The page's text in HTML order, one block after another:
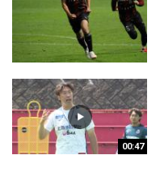
00:47